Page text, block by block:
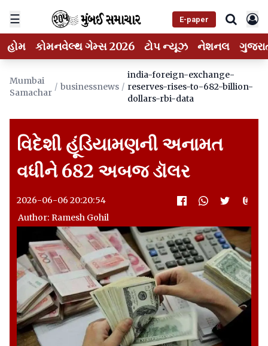
☰ E-paper
હોમ કોમનવેલ્થ ગેમ્સ 2026 ટોપ ન્યૂઝ નેશનલ
Mumbai
Samachar
/ businessnews /
india-foreign-exchange-
reserves-rises-to-682-billion-
dollars-rbi-data
વિદેશી હૂંડિયામણની અનામત
વધીને 682 અબજ ડૉલર
2026-06-06 20:20:54
Author: Ramesh Gohil